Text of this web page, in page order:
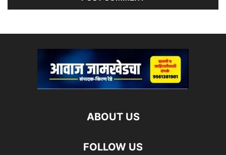
ABOUT US
FOLLOW US